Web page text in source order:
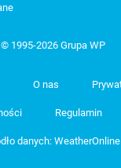
© 1995-2026 Grupa WP
O nas
Regulamin
danych: WeatherOnline